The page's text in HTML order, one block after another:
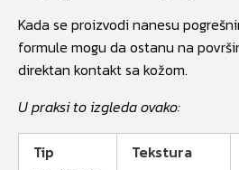
Kada se proizvodi nanesu
formule mogu da ostanu na
direktan kontakt sa kožom.
U praksi to izgleda ovako:
Tip
Tekstura